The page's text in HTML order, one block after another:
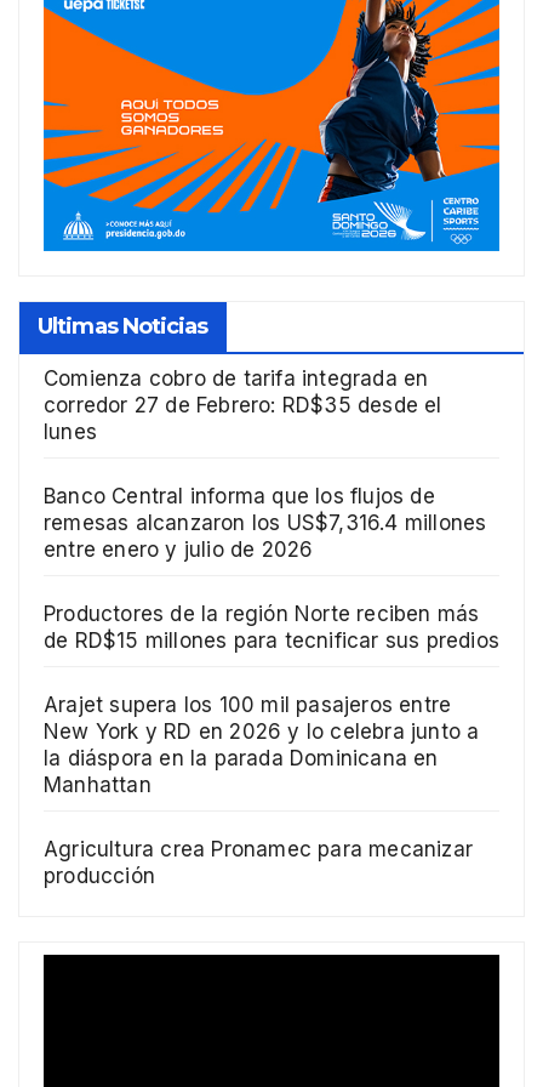
Ultimas Noticias
Comienza cobro de tarifa integrada en
corredor 27 de Febrero: RD$35 desde el
lunes
Banco Central informa que los flujos de
remesas alcanzaron los US$7,316.4 millones
entre enero y julio de 2026
Productores de la región Norte reciben más
de RD$15 millones para tecnificar sus predios
Arajet supera los 100 mil pasajeros entre
New York y RD en 2026 y lo celebra junto a
la diáspora en la parada Dominicana en
Manhattan
Agricultura crea Pronamec para mecanizar
producción